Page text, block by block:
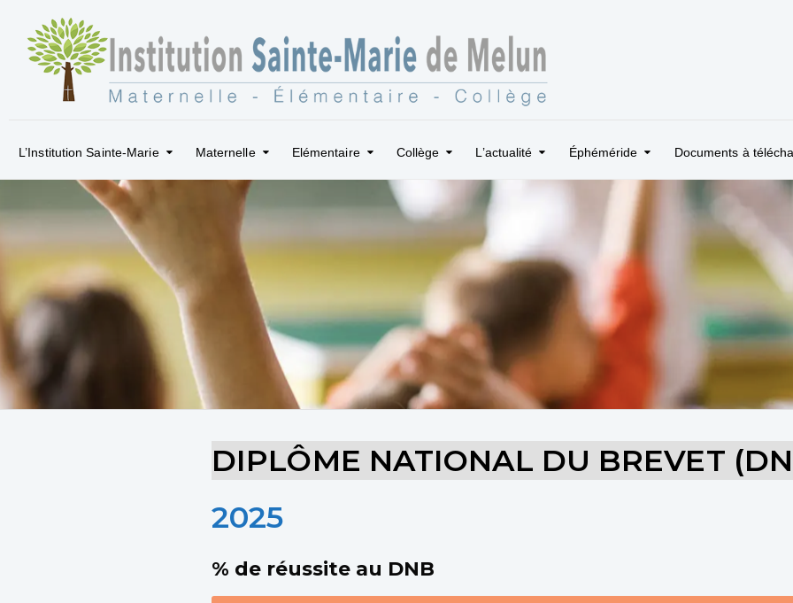
L’Institution Sainte-Marie Maternelle Elémentaire Collège L’actualité Éphéméride Documents à
DIPLÔME NATIONAL DU BREVET
2025
% de réussite au DNB